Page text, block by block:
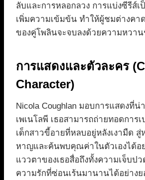
ลับและการหลอกลวง การแบ่งซีรีส์เ
เพิ่มความเข้มข้น ทำให้ผู้ชมต่างคา
ของคู่โพลินจะจบลงด้วยความหวา
การแสดงและตัวละคร
Character)
Nicola Coughlan มอบการแสดงที่
เพเนโลพี เธอสามารถถ่ายทอดการ
เด็กสาวขี้อายที่หลบอยู่หลังเงามืด สู่
หาญและค้นพบคุณค่าในตัวเองได้อ
แววตาของเธอสื่อถึงทั้งความเจ็บป
ความรักที่ซ่อนเร้นมานานได้อย่าง